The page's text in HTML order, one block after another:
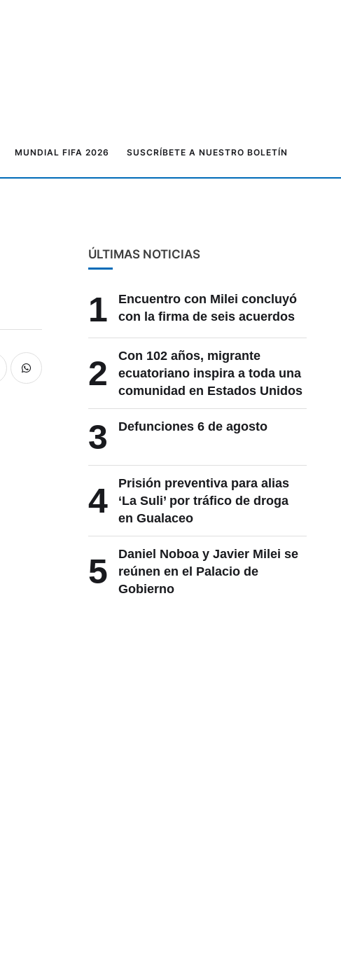
MUNDIAL FIFA 2026 SUSCRÍBETE A NUESTRO BOLETÍN
ÚLTIMAS NOTICIAS
1
Encuentro con Milei concluyó
con la firma de seis acuerdos
2
Con 102 años, migrante
ecuatoriano inspira a toda una
comunidad en Estados Unidos
3 Defunciones 6 de agosto
4
Prisión preventiva para alias
‘La Suli’ por tráfico de droga
en Gualaceo
5
Daniel Noboa y Javier Milei se
reúnen en el Palacio de
Gobierno